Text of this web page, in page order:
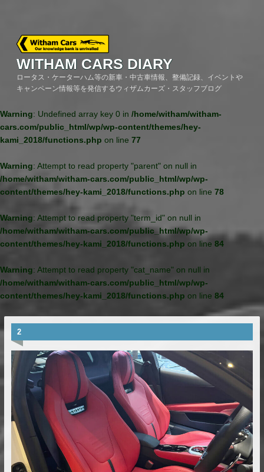
WITHAM CARS DIARY
ロータス・ケーターハム等の新車・中古車情報、整備記録、イベントや
キャンペーン情報等を発信するウィザムカーズ・スタッフブログ
Warning: Undefined array key 0 in /home/witham/witham-
cars.com/public_html/wp/wp-content/themes/hey-
kami_2018/functions.php on line 77
Warning: Attempt to read property "parent" on null in
/home/witham/witham-cars.com/public_html/wp/wp-
content/themes/hey-kami_2018/functions.php on line 78
Warning: Attempt to read property "term_id" on null in
/home/witham/witham-cars.com/public_html/wp/wp-
content/themes/hey-kami_2018/functions.php on line 84
Warning: Attempt to read property "cat_name" on null in
/home/witham/witham-cars.com/public_html/wp/wp-
content/themes/hey-kami_2018/functions.php on line 84
2